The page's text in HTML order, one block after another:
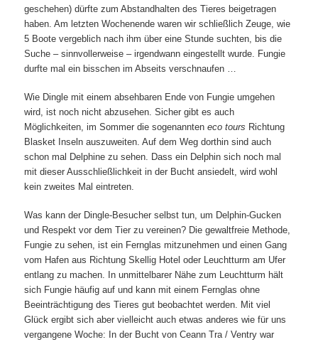
geschehen) dürfte zum Abstandhalten des Tieres beigetragen
haben. Am letzten Wochenende waren wir schließlich Zeuge, wie
5 Boote vergeblich nach ihm über eine Stunde suchten, bis die
Suche – sinnvollerweise – irgendwann eingestellt wurde. Fungie
durfte mal ein bisschen im Abseits verschnaufen …
Wie Dingle mit einem absehbaren Ende von Fungie umgehen
wird, ist noch nicht abzusehen. Sicher gibt es auch
Möglichkeiten, im Sommer die sogenannteneco tours Richtung
Blasket Inseln auszuweiten. Auf dem Weg dorthin sind auch
schon mal Delphine zu sehen. Dass ein Delphin sich noch mal
mit dieser Ausschließlichkeit in der Bucht ansiedelt, wird wohl
kein zweites Mal eintreten.
Was kann der Dingle-Besucher selbst tun, um Delphin-Gucken
und Respekt vor dem Tier zu vereinen? Die gewaltfreie Methode,
Fungie zu sehen, ist ein Fernglas mitzunehmen und einen Gang
vom Hafen aus Richtung Skellig Hotel oder Leuchtturm am Ufer
entlang zu machen. In unmittelbarer Nähe zum Leuchtturm hält
sich Fungie häufig auf und kann mit einem Fernglas ohne
Beeinträchtigung des Tieres gut beobachtet werden. Mit viel
Glück ergibt sich aber vielleicht auch etwas anderes wie für uns
vergangene Woche: In der Bucht von Ceann Tra / Ventry war